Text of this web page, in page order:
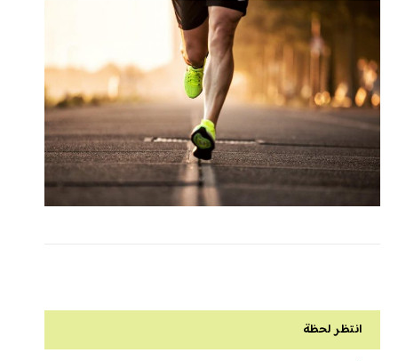
انتظر لحظة